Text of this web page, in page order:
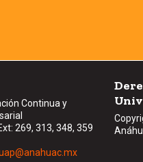
Continua y
269, 313, 348, 359